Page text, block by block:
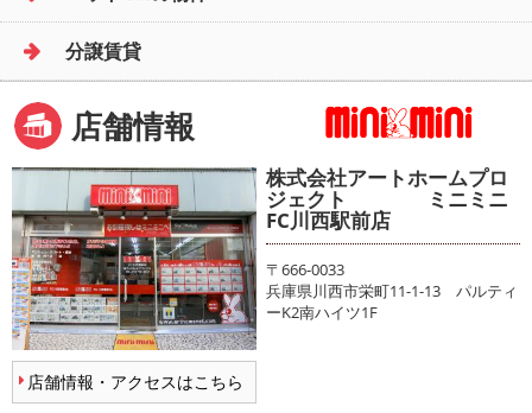
分譲賃貸
店舗情報
店舗情報・アクセスはこちら
株式会社アートホームプロ
ジェクト ミニミニ
FC川西駅前店
〒666-0033
兵庫県川西市栄町11-1-13 パルティ
ーK2南ハイツ1F